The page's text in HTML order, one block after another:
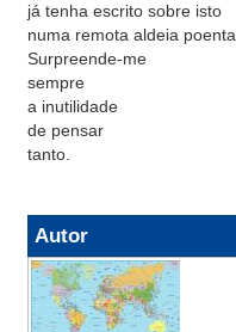
já tenha escrito sobre isto
numa remota aldeia poenta.
Surpreende-me
sempre
a inutilidade
de pensar
tanto.
Autor